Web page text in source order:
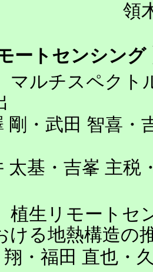
領
モートセンシング
ルチスペクトル
剛・武田 智喜・
太基・吉峯 主税
生リモートセン
ける地熱構造の
翔・福田 直也・